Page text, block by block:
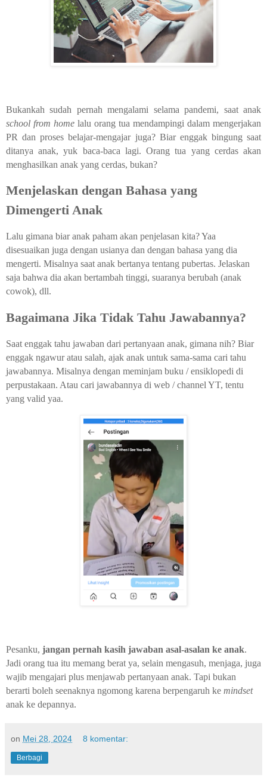
Bukankah sudah pernah mengalami selama pandemi, saat anak
school from home lalu orang tua mendampingi dalam mengerjakan
PR dan proses belajar-mengajar juga? Biar enggak bingung saat
ditanya anak, yuk baca-baca lagi. Orang tua yang cerdas akan
menghasilkan anak yang cerdas, bukan?
Menjelaskan dengan Bahasa yang
Dimengerti Anak
Lalu gimana biar anak paham akan penjelasan kita? Yaa
disesuaikan juga dengan usianya dan dengan bahasa yang dia
mengerti. Misalnya saat anak bertanya tentang pubertas. Jelaskan
saja bahwa dia akan bertambah tinggi, suaranya berubah (anak
cowok), dll.
Bagaimana Jika Tidak Tahu Jawabannya?
Saat enggak tahu jawaban dari pertanyaan anak, gimana nih? Biar
enggak ngawur atau salah, ajak anak untuk sama-sama cari tahu
jawabannya. Misalnya dengan meminjam buku / ensiklopedi di
perpustakaan. Atau cari jawabannya di web / channel YT, tentu
yang valid yaa.
Pesanku, jangan pernah kasih jawaban asal-asalan ke anak.
Jadi orang tua itu memang berat ya, selain mengasuh, menjaga, juga
wajib mengajari plus menjawab pertanyaan anak. Tapi bukan
berarti boleh seenaknya ngomong karena berpengaruh ke mindset
anak ke depannya.
on Mei 28, 2024 8 komentar:
Berbagi